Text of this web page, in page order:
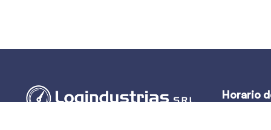
Horario